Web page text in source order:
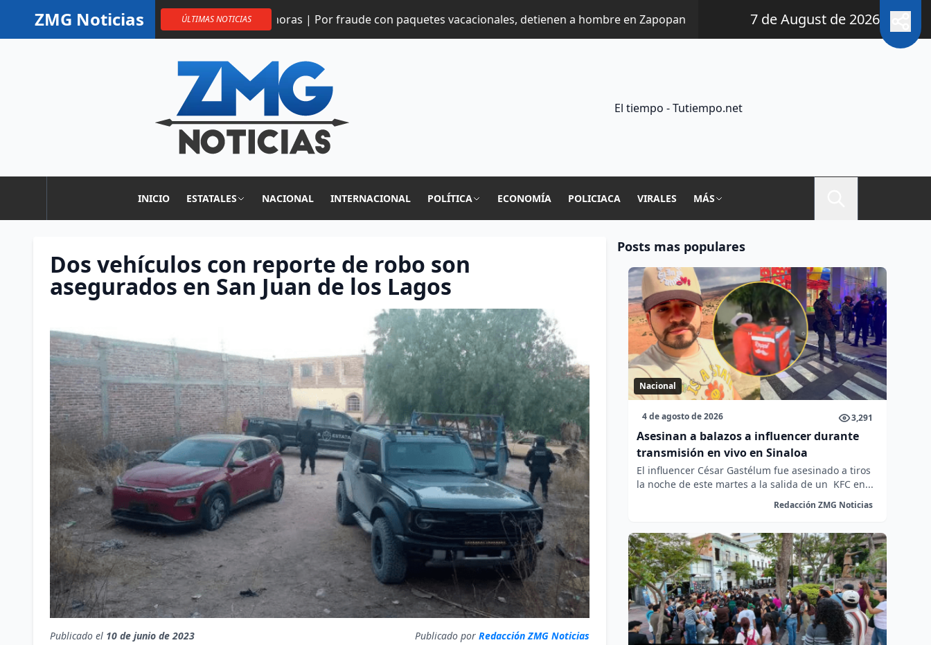
ZMG Noticias ÚLTIMAS NOTICIAS
por abusar de una menor 12 horas | Por fraude con paquetes vacacionales, detienen a hombre en Zapopan 12 horas | Sector inmobiliario de Jalisco se une a
7 de August de 2026
El tiempo - Tutiempo.net
INICIO ESTATALES NACIONAL INTERNACIONAL POLÍTICA ECONOMÍA POLICIACA VIRALES MÁS
Dos vehículos con reporte de robo son
asegurados en San Juan de los Lagos
Publicado el 10 de junio de 2023 Publicado por Redacción ZMG Noticias
Posts mas populares
Nacional
4 de agosto de 2026 3,291
Asesinan a balazos a influencer durante
transmisión en vivo en Sinaloa
El influencer César Gastélum fue asesinado a tiros
la noche de este martes a la salida de un KFC en...
Redacción ZMG Noticias